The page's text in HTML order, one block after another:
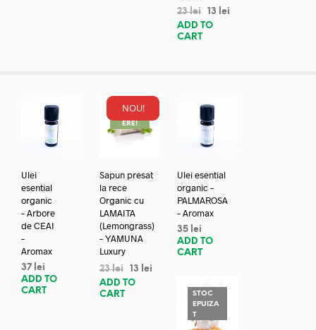
23lei 13
lei
ADD TO
CART
Ulei
esential
organic
– Arbore
de CEAI
–
Aromax
37 lei
ADD TO
CART
NOU!
REDUC
ERE!
Sapun presat
la rece
Organic cu
LAMAITA
(Lemongrass)
– YAMUNA
Luxury
23lei 13
lei
ADD TO
CART
Ulei esential
organic –
PALMAROSA
– Aromax
35 lei
ADD TO
CART
STOC
EPUIZA
T